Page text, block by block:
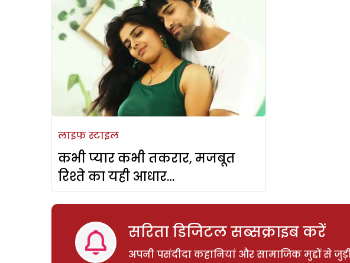
लाइफ स्टाइल
कभी प्यार कभी तकरार, मजबूत
रिश्ते का यही आधार…
सरिता डिजिटल सब्सक्राइब करें
अपनी पसंदीदा कहानियां और सामाजिक मुद्दों से